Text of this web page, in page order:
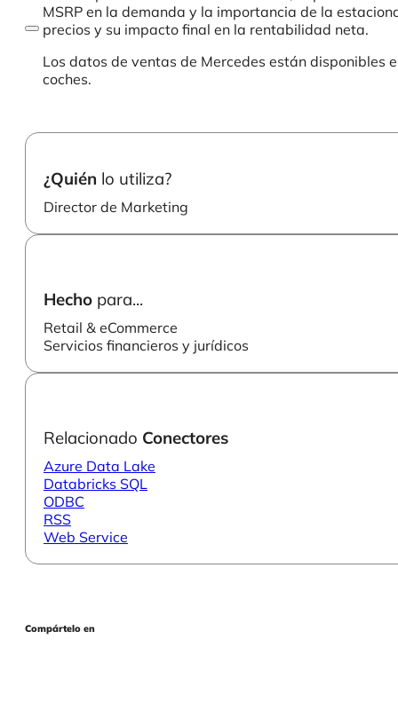
MSRP en la demanda y la importancia de la
precios y su impacto final en la rentabilidad neta.
Los datos de ventas de Mercedes están disponibles
coches.
¿Quién lo utiliza?
Director de Marketing
Hecho para...
Retail & eCommerce
Servicios financieros y jurídicos
Relacionado Conectores
Azure Data Lake
Databricks SQL
ODBC
RSS
Web Service
Compártelo en